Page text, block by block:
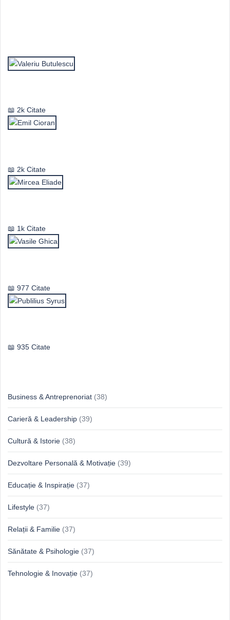
2k Citate
2k Citate
1k Citate
977 Citate
935 Citate
Business & Antreprenoriat (38)
Carieră & Leadership (39)
Cultură & Istorie (38)
Dezvoltare Personală & Motivație (39)
Educație & Inspirație (37)
Lifestyle (37)
Relații & Familie (37)
Sănătate & Psihologie (37)
Tehnologie & Inovație (37)